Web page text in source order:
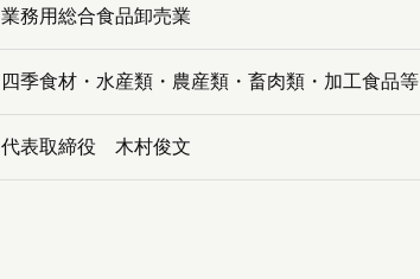
業務用総合食品卸売業
四季食材・水産類・農産類・畜肉類・加工食品等
代表取締役 木村俊文